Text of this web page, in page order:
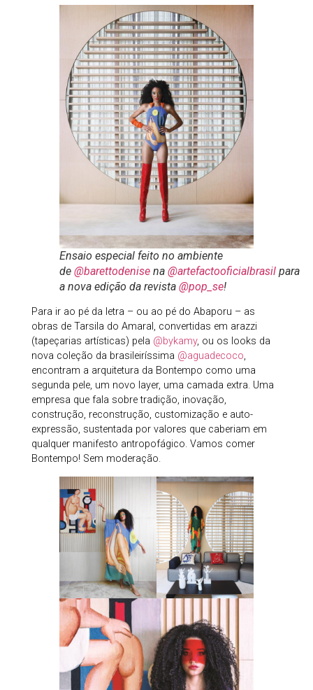
Ensaio especial feito no ambiente
de @barettodenisena @artefactooficialbrasilpara
a nova edição da revista @pop_se!
Para ir ao pé da letra – ou ao pé do Abaporu – as
obras de Tarsila do Amaral, convertidas em arazzi
(tapeçarias artísticas) pela @bykamy, ou os looks da
nova coleção da brasileiríssima @aguadecoco,
encontram a arquitetura da Bontempo como uma
segunda pele, um novo layer, uma camada extra. Uma
empresa que fala sobre tradição, inovação,
construção, reconstrução, customização e auto-
expressão, sustentada por valores que caberiam em
qualquer manifesto antropofágico. Vamos comer
Bontempo! Sem moderação.